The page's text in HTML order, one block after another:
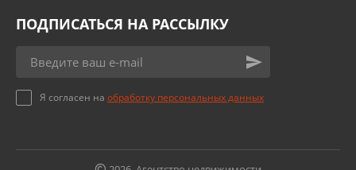
ПОДПИСАТЬСЯ НА РАССЫЛКУ
Я согласен на обработку персональных данных